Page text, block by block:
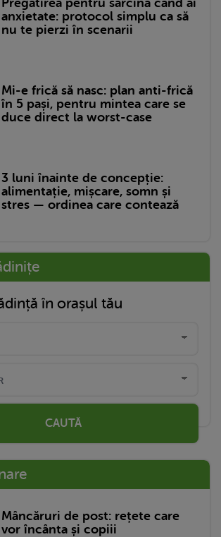
anxietate: protocol simplu ca să
nu te pierzi în scenarii
Mi-e frică să nasc: plan anti-frică
în 5 pași, pentru mintea care se
duce direct la worst-case
3 luni înainte de concepție:
alimentație, mișcare, somn și
stres — ordinea care contează
în orașul tău
CAUTĂ
Mâncăruri de post: rețete care
vor încânta și copiii